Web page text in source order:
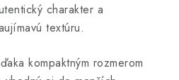
charakter a
textúru.
kompaktným rozmerom